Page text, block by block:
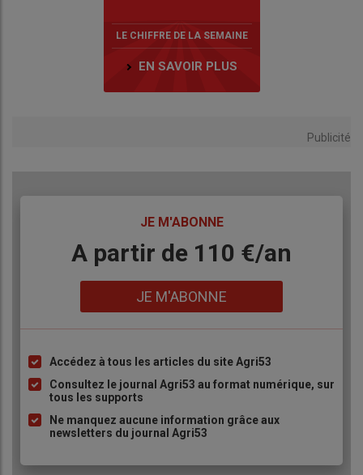
LE CHIFFRE DE LA SEMAINE
EN SAVOIR PLUS
Publicité
JE M'ABONNE
BodyA partir de 110 €/an
JE M'ABONNE
Liste
à
puce
Accédez à tous les articles du site Agri53
Consultez le journal Agri53 au format numérique, sur
tous les supports
Ne manquez aucune information grâce aux
newsletters du journal Agri53